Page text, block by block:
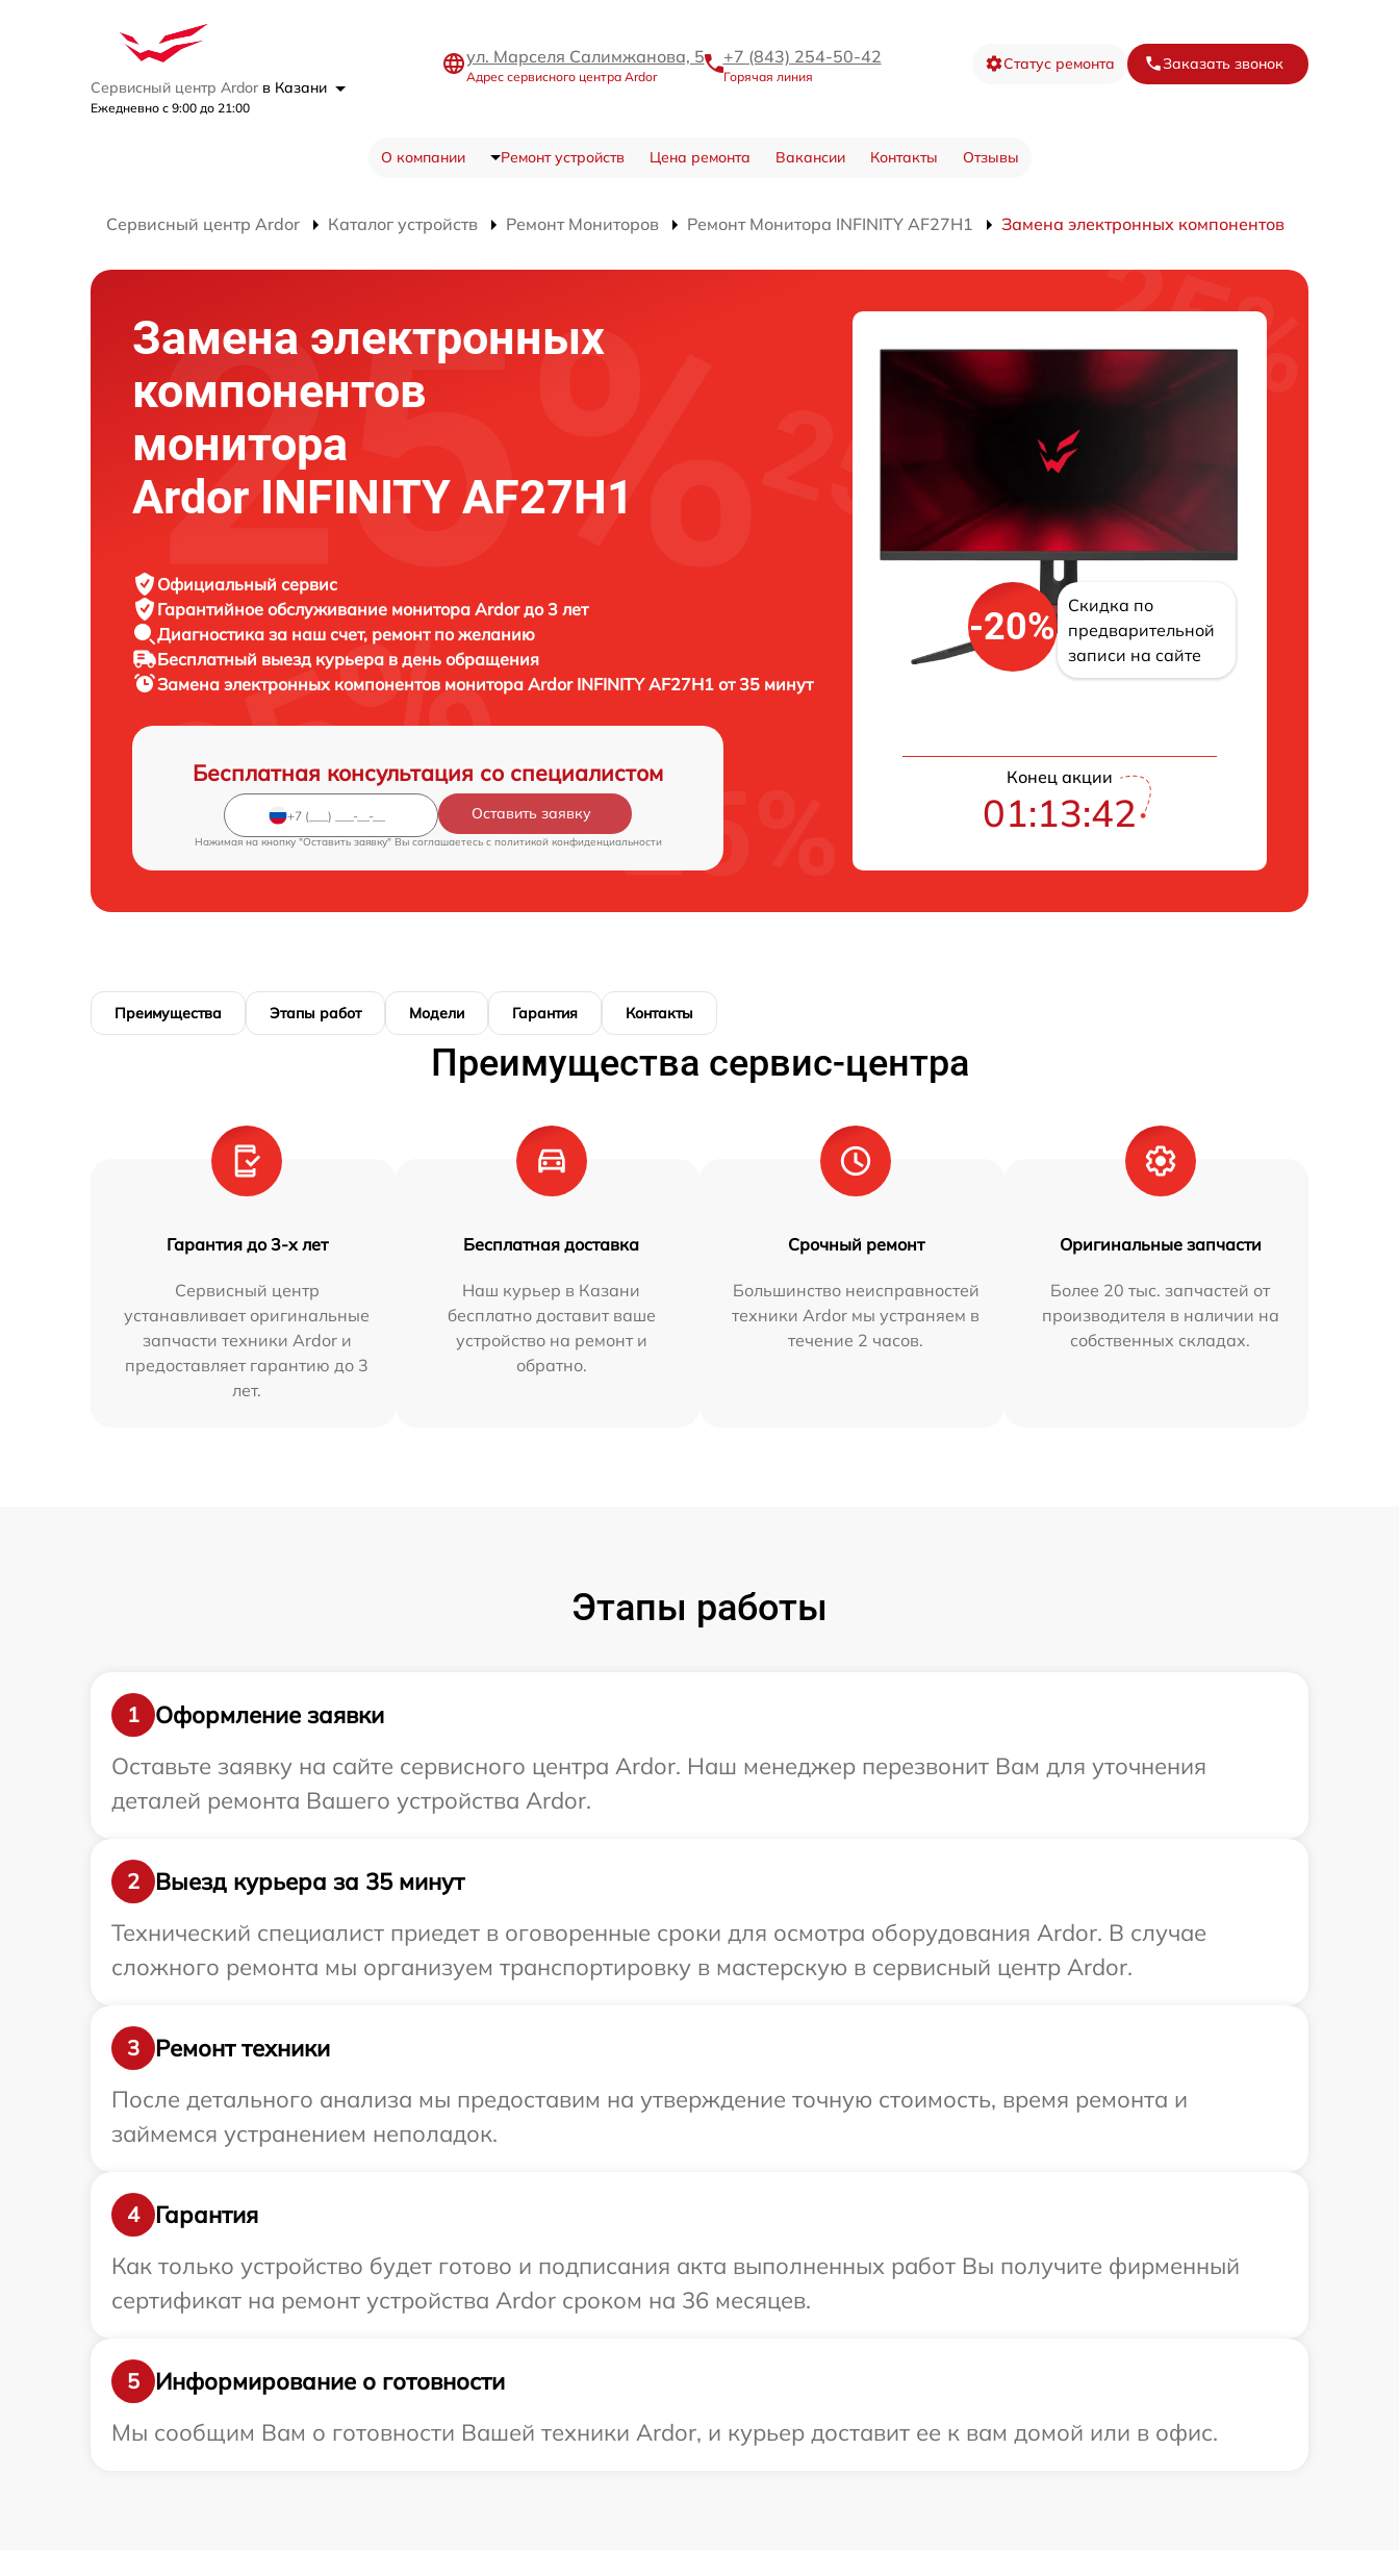
Сервисный центр Ardor в Казани
Ежедневно с 9:00 до 21:00
ул. Марселя Салимжанова, 5
Адрес сервисного центра Ardor
+7 (843) 254-50-42
Горячая линия
Статус ремонта Заказать звонок
О компании Ремонт устройств Цена ремонта Вакансии Контакты Отзывы
Сервисный центр Ardor Каталог устройств Ремонт Мониторов Ремонт Монитора INFINITY AF27H1 Замена электронных компонентов
Замена электронных
компонентов
монитора
Ardor INFINITY AF27H1
Официальный сервис
Гарантийное обслуживание монитора Ardor до 3 лет
Диагностика за наш счет, ремонт по желанию
Бесплатный выезд курьера в день обращения
Замена электронных компонентов монитора Ardor INFINITY AF27H1 от 35 минут
Бесплатная консультация со специалистом
Оставить заявку
Нажимая на кнопку "Оставить заявку" Вы соглашаетесь c политикой конфиденциальности
-20%
Скидка по
предварительной
записи на сайте
Конец акции
01:13:41
Преимущества Этапы работ Модели Гарантия Контакты
Преимущества сервис-центра
Гарантия до 3-х лет
Сервисный центр
устанавливает оригинальные
запчасти техники Ardor и
предоставляет гарантию до 3
лет.
Бесплатная доставка
Наш курьер в Казани
бесплатно доставит ваше
устройство на ремонт и
обратно.
Срочный ремонт
Большинство неисправностей
техники Ardor мы устраняем в
течение 2 часов.
Оригинальные запчасти
Более 20 тыс. запчастей от
производителя в наличии на
собственных складах.
Этапы работы
1
Оформление заявки
Оставьте заявку на сайте сервисного центра Ardor. Наш менеджер перезвонит Вам для уточнения
деталей ремонта Вашего устройства Ardor.
2
Выезд курьера за 35 минут
Технический специалист приедет в оговоренные сроки для осмотра оборудования Ardor. В случае
сложного ремонта мы организуем транспортировку в мастерскую в сервисный центр Ardor.
3
Ремонт техники
После детального анализа мы предоставим на утверждение точную стоимость, время ремонта и
займемся устранением неполадок.
4
Гарантия
Как только устройство будет готово и подписания акта выполненных работ Вы получите фирменный
сертификат на ремонт устройства Ardor сроком на 36 месяцев.
5
Информирование о готовности
Мы сообщим Вам о готовности Вашей техники Ardor, и курьер доставит ее к вам домой или в офис.